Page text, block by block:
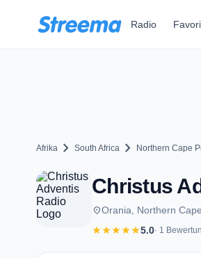
Radio
Afrika chevron_right South Africa chevron_right Northern Cape
Christus
placeOrania, Northern
starstarstarstarstar5.0· 1